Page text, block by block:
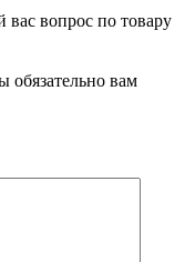
вопрос по товару
вам